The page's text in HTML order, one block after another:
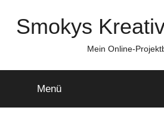
InhaltSmokys
Mein Online-
Menü